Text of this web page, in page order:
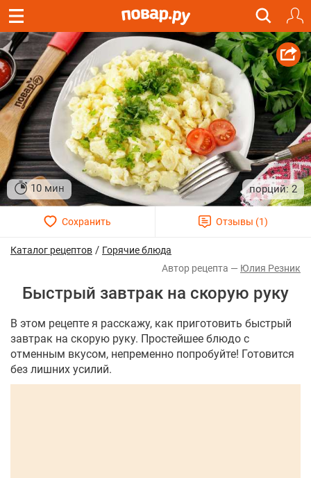
10 мин 2
Каталог рецептов / Горячие блюда
Юлия Резник
Быстрый завтрак на скорую руку
В этом рецепте я расскажу, как приготовить быстрый
завтрак на скорую руку. Простейшее блюдо с
отменным вкусом, непременно попробуйте! Готовится
без лишних усилий.